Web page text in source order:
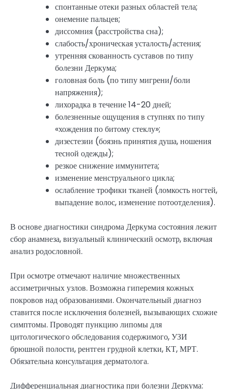
спонтанные отеки разных областей тела;
онемение пальцев;
диссомния (расстройства сна);
слабость/хроническая усталость/астения;
утренняя скованность суставов по типу
болезни Деркума;
головная боль (по типу мигрени/боли
напряжения);
лихорадка в течение 14-20 дней;
болезненные ощущения в ступнях по типу
«хождения по битому стеклу»;
дизестезии (боязнь принятия душа, ношения
тесной одежды);
резкое снижение иммунитета;
изменение менструального цикла;
ослабление трофики тканей (ломкость ногтей,
выпадение волос, изменение потоотделения).
В основе диагностики синдрома Деркума состояния лежит
сбор анамнеза, визуальный клинический осмотр, включая
анализ родословной.
При осмотре отмечают наличие множественных
ассиметричных узлов. Возможна гиперемия кожных
покровов над образованиями. Окончательный диагноз
ставится после исключения болезней, вызывающих схожие
симптомы. Проводят пункцию липомы для
цитологического обследования содержимого, УЗИ
брюшной полости, рентген грудной клетки, КТ, МРТ.
Обязательна консультация дерматолога.
Дифференциальная диагностика при болезни Деркума: